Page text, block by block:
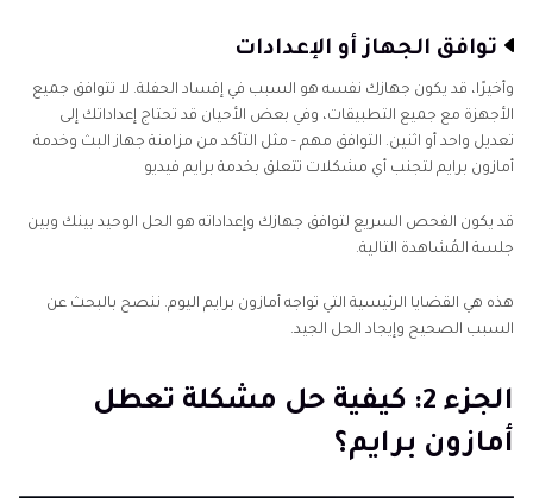
توافق الجهاز أو الإعدادات
وأخيرًا، قد يكون جهازك نفسه هو السبب في إفساد الحفلة. لا تتوافق جميع
الأجهزة مع جميع التطبيقات، وفي بعض الأحيان قد تحتاج إعداداتك إلى
تعديل واحد أو اثنين. التوافق مهم - مثل التأكد من مزامنة جهاز البث وخدمة
أمازون برايم لتجنب أي مشكلات تتعلق بخدمة برايم فيديو
قد يكون الفحص السريع لتوافق جهازك وإعداداته هو الحل الوحيد بينك وبين
جلسة المُشاهدة التالية.
هذه هي القضايا الرئيسية التي تواجه أمازون برايم اليوم. ننصح بالبحث عن
السبب الصحيح وإيجاد الحل الجيد.
الجزء 2: كيفية حل مشكلة تعطل
أمازون برايم؟